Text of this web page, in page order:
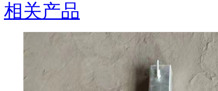
相关产品